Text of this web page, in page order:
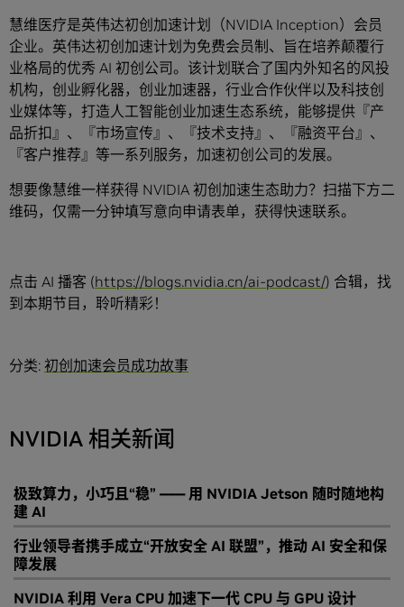
慧维医疗是英伟达初创加速计划（NVIDIA Inception）会员
企业。英伟达初创加速计划为免费会员制、旨在培养颠覆行
业格局的优秀 AI 初创公司。该计划联合了国内外知名的风投
机构，创业孵化器，创业加速器，行业合作伙伴以及科技创
业媒体等，打造人工智能创业加速生态系统，能够提供『产
品折扣』、『市场宣传』、『技术支持』、『融资平台』、
『客户推荐』等一系列服务，加速初创公司的发展。
想要像慧维一样获得 NVIDIA 初创加速生态助力？扫描下方二
维码，仅需一分钟填写意向申请表单，获得快速联系。
点击 AI 播客 (https://blogs.nvidia.cn/ai-podcast/) 合辑，找
到本期节目，聆听精彩！
分类: 初创加速会员成功故事
NVIDIA 相关新闻
极致算力，小巧且“稳” —— 用 NVIDIA Jetson 随时随地构
建 AI
行业领导者携手成立“开放安全 AI 联盟”，推动 AI 安全和保
障发展
NVIDIA 利用 Vera CPU 加速下一代 CPU 与 GPU 设计